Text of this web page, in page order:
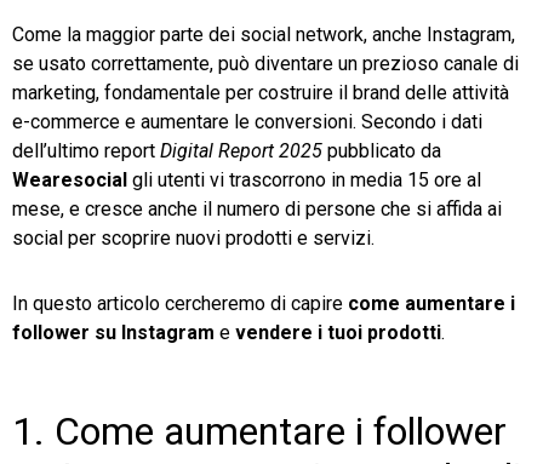
Come la maggior parte dei social network, anche Instagram,
se usato correttamente, può diventare un prezioso canale di
marketing, fondamentale per costruire il brand delle attività
e-commerce e aumentare le conversioni. Secondo i dati
dell’ultimo report Digital Report 2025 pubblicato da
Wearesocial gli utenti vi trascorrono in media 15 ore al
mese, e cresce anche il numero di persone che si affida ai
social per scoprire nuovi prodotti e servizi.
In questo articolo cercheremo di capire come aumentare i
follower su Instagram e vendere i tuoi prodotti.
1. Come aumentare i follower